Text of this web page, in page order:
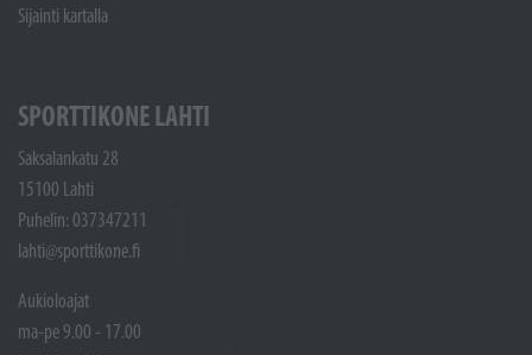
Sijainti kartalla
SPORTTIKONE LAHTI
Saksalankatu 28
15100 Lahti
Puhelin: 037347211
lahti@sporttikone.fi
Aukioloajat
ma-pe 9.00 - 17.00